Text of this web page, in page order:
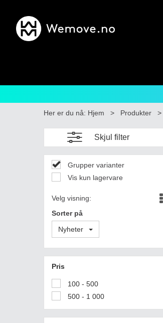
Her er du nå: Hjem > Produkter >
Skjul filter
Grupper varianter
Vis kun lagervare
Velg visning:
Sorter på
Nyheter
Pris
100 - 500
500 - 1 000